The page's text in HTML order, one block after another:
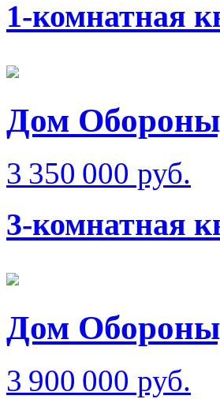
1-комнатная
Дом
3 350 000 руб.
3-комнатная
Дом
3 900 000 руб.